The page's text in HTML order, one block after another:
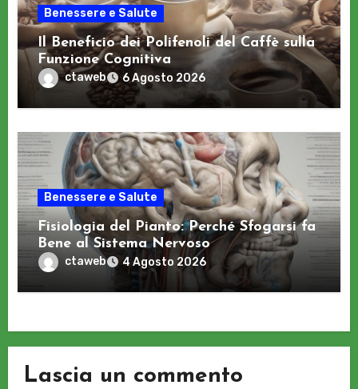
Benessere e Salute
Il Beneficio dei Polifenoli del Caffè sulla
Funzione Cognitiva
ctaweb 6 Agosto 2026
Benessere e Salute
Fisiologia del Pianto: Perché Sfogarsi fa
Bene al Sistema Nervoso
ctaweb 4 Agosto 2026
Lascia un commento